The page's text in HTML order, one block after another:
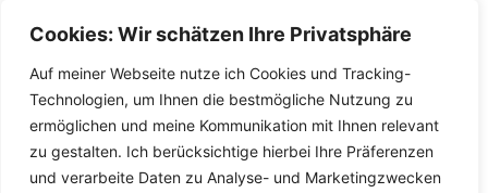
Cookies: Wir schätzen Ihre Privatsphäre
Auf meiner Webseite nutze ich Cookies und Tracking-
Technologien, um Ihnen die bestmögliche Nutzung zu
ermöglichen und meine Kommunikation mit Ihnen relevant
zu gestalten. Ich berücksichtige hierbei Ihre Präferenzen
und verarbeite Daten zu Analyse- und Marketingzwecken
gewählt
werden
gewählt
werden
Benzol
Details
Dieses
Produkt
weist
mehrere
Varianten